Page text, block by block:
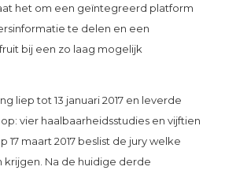
het om een geïntegreerd platform
te delen en een
bij een zo laag mogelijk
liep tot 13 januari 2017 en leverde
vier haalbaarheidsstudies en vijftien
maart 2017 beslist de jury welke
krijgen. Na de huidige derde